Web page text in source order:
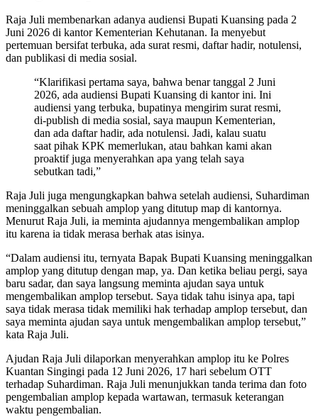
Raja Juli membenarkan adanya audiensi Bupati Kuansing pada 2
Juni 2026 di kantor Kementerian Kehutanan. Ia menyebut
pertemuan bersifat terbuka, ada surat resmi, daftar hadir, notulensi,
dan publikasi di media sosial.
“Klarifikasi pertama saya, bahwa benar tanggal 2 Juni
2026, ada audiensi Bupati Kuansing di kantor ini. Ini
audiensi yang terbuka, bupatinya mengirim surat resmi,
di-publish di media sosial, saya maupun Kementerian,
dan ada daftar hadir, ada notulensi. Jadi, kalau suatu
saat pihak KPK memerlukan, atau bahkan kami akan
proaktif juga menyerahkan apa yang telah saya
sebutkan tadi,”
Raja Juli juga mengungkapkan bahwa setelah audiensi, Suhardiman
meninggalkan sebuah amplop yang ditutup map di kantornya.
Menurut Raja Juli, ia meminta ajudannya mengembalikan amplop
itu karena ia tidak merasa berhak atas isinya.
“Dalam audiensi itu, ternyata Bapak Bupati Kuansing meninggalkan
amplop yang ditutup dengan map, ya. Dan ketika beliau pergi, saya
baru sadar, dan saya langsung meminta ajudan saya untuk
mengembalikan amplop tersebut. Saya tidak tahu isinya apa, tapi
saya tidak merasa tidak memiliki hak terhadap amplop tersebut, dan
saya meminta ajudan saya untuk mengembalikan amplop tersebut,”
kata Raja Juli.
Ajudan Raja Juli dilaporkan menyerahkan amplop itu ke Polres
Kuantan Singingi pada 12 Juni 2026, 17 hari sebelum OTT
terhadap Suhardiman. Raja Juli menunjukkan tanda terima dan foto
pengembalian amplop kepada wartawan, termasuk keterangan
waktu pengembalian.